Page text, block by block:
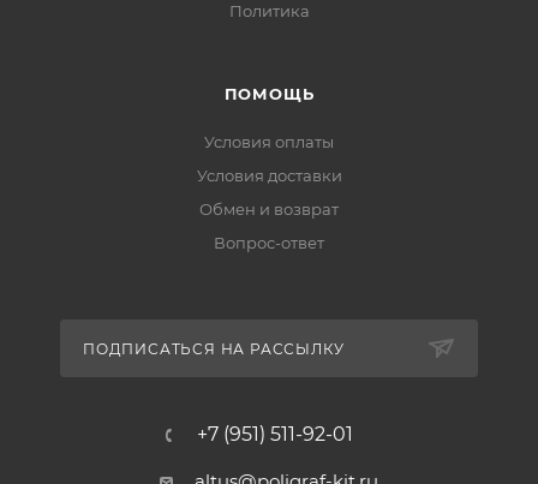
Политика
ПОМОЩЬ
Условия оплаты
Условия доставки
Обмен и возврат
Вопрос-ответ
ПОДПИСАТЬСЯ НА РАССЫЛКУ
+7 (951) 511-92-01